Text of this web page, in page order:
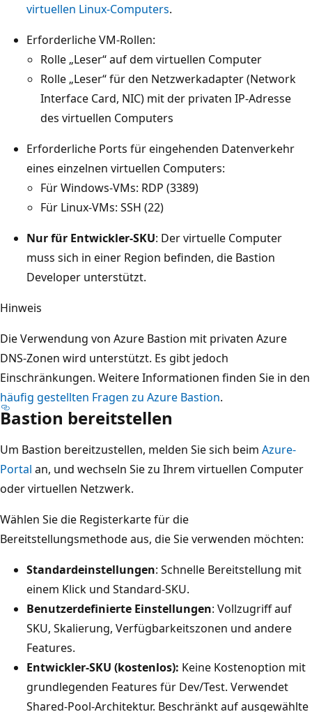
virtuellen Linux-Computers.
Erforderliche VM-Rollen:
Rolle „Leser“ auf dem virtuellen Computer
Rolle „Leser“ für den Netzwerkadapter (Network
Interface Card, NIC) mit der privaten IP-Adresse
des virtuellen Computers
Erforderliche Ports für eingehenden Datenverkehr
eines einzelnen virtuellen Computers:
Für Windows-VMs: RDP (3389)
Für Linux-VMs: SSH (22)
Nur für Entwickler-SKU: Der virtuelle Computer
muss sich in einer Region befinden, die Bastion
Developer unterstützt.
Hinweis
Die Verwendung von Azure Bastion mit privaten Azure
DNS-Zonen wird unterstützt. Es gibt jedoch
Einschränkungen. Weitere Informationen finden Sie in den
häufig gestellten Fragen zu Azure Bastion.
Bastion bereitstellen
Um Bastion bereitzustellen, melden Sie sich beim Azure-
Portal an, und wechseln Sie zu Ihrem virtuellen Computer
oder virtuellen Netzwerk.
Wählen Sie die Registerkarte für die
Bereitstellungsmethode aus, die Sie verwenden möchten:
Standardeinstellungen: Schnelle Bereitstellung mit
einem Klick und Standard-SKU.
Benutzerdefinierte Einstellungen: Vollzugriff auf
SKU, Skalierung, Verfügbarkeitszonen und andere
Features.
Entwickler-SKU (kostenlos): Keine Kostenoption mit
grundlegenden Features für Dev/Test. Verwendet
Shared-Pool-Architektur. Beschränkt auf ausgewählte